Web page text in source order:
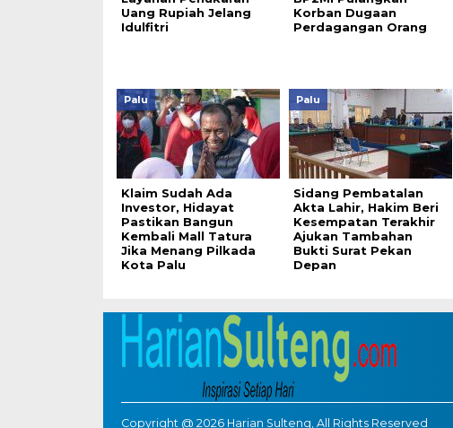
Uang Rupiah Jelang
Idulfitri
Korban Dugaan
Perdagangan Orang
Palu
Klaim Sudah Ada
Investor, Hidayat
Pastikan Bangun
Kembali Mall Tatura
Jika Menang Pilkada
Kota Palu
Palu
Sidang Pembatalan
Akta Lahir, Hakim Beri
Kesempatan Terakhir
Ajukan Tambahan
Bukti Surat Pekan
Depan
Copyright @ 2026 Harian Sulteng, All Rights Reserved